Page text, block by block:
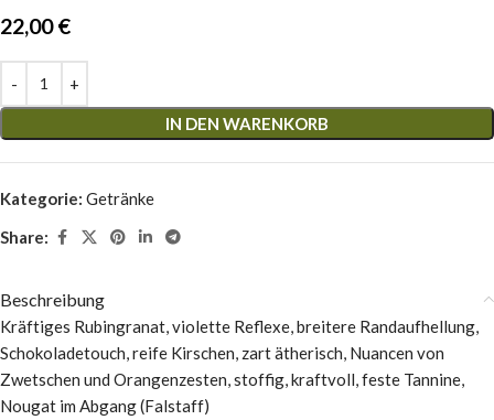
22,00€
IN DEN WARENKORB
Kategorie: Getränke
Share:
Beschreibung
Kräftiges Rubingranat, violette Reflexe, breitere Randaufhellung,
Schokoladetouch, reife Kirschen, zart ätherisch, Nuancen von
Zwetschen und Orangenzesten, stoffig, kraftvoll, feste Tannine,
Nougat im Abgang (Falstaff)